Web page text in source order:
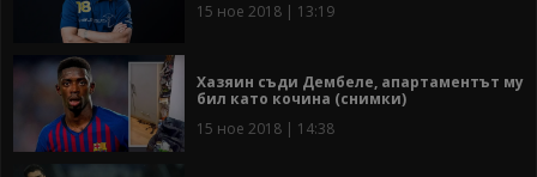
15 ное 2018 | 13:19
Хазяин съди Дембеле, апартаментът му
бил като кочина (снимки)
15 ное 2018 | 14:38